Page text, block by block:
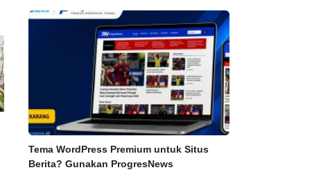
Tema WordPress Premium untuk Situs
Berita? Gunakan ProgresNews